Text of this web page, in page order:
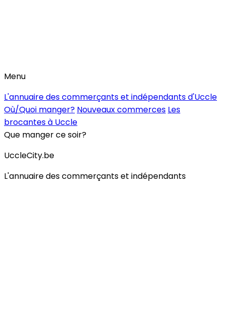
Menu
L'annuaire des commerçants et indépendants d'Uccle
Où/Quoi manger? Nouveaux commerces Les
brocantes à Uccle
Que manger ce soir?
UccleCity.be
L'annuaire des commerçants et indépendants